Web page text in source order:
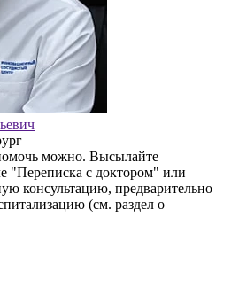
можно. Высылайте
"Переписка с доктором" или
консультацию, предварительно
(см. раздел о